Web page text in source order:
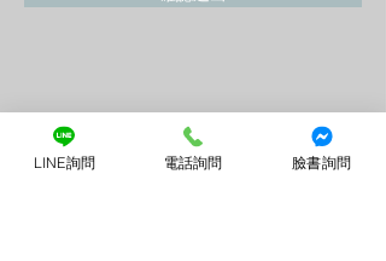
LINE詢問 電話詢問 臉書詢問